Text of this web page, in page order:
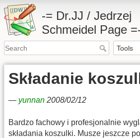
-= Dr.JJ / Jedrzej
Schmeidel Page
Składanie
— yunnan 2008/02/12
Bardzo fachowy i profesjonalnie
składania koszulki. Musze jeszcze